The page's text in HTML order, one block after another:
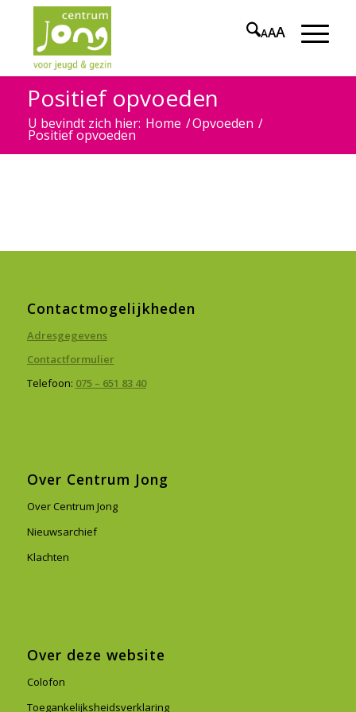
AAA
Positief opvoeden
U bevindt zich hier: Home /Opvoeden /
Positief opvoeden
Contactmogelijkheden
Adresgegevens
Contactformulier
Telefoon: 075 – 651 83 40
Over Centrum Jong
Over Centrum Jong
Nieuwsarchief
Klachten
Over deze website
Colofon
Toegankelijksheidsverklaring